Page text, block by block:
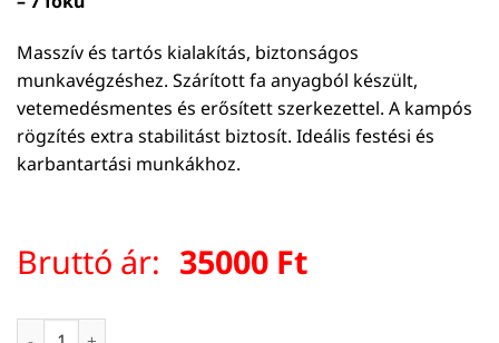
Masszív és tartós kialakítás, biztonságos
munkavégzéshez. Szárított fa anyagból készült,
vetemedésmentes és erősített szerkezettel. A kampós
rögzítés extra stabilitást biztosít. Ideális festési és
karbantartási munkákhoz.
Bruttó ár: 35000 Ft
Erősített Szárított Fából Készült Festőlétra Kampóval 7 fokú